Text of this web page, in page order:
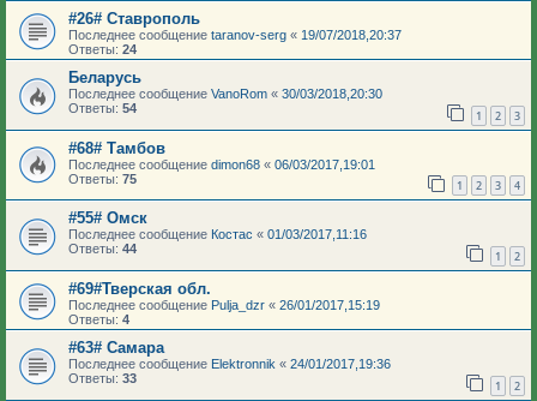
#26# Ставрополь
Последнее сообщение taranov-serg « 19/07/2018,20:37
Ответы: 24
Беларусь
Последнее сообщение VanoRom « 30/03/2018,20:30
Ответы: 54 1 2 3
#68# Тамбов
Последнее сообщение dimon68 « 06/03/2017,19:01
Ответы: 75 1 2 3 4
#55# Омск
Последнее сообщение Костас « 01/03/2017,11:16
Ответы: 44 1 2
#69#Тверская обл.
Последнее сообщение Pulja_dzr « 26/01/2017,15:19
Ответы: 4
#63# Самара
Последнее сообщение Elektronnik « 24/01/2017,19:36
Ответы: 33 1 2